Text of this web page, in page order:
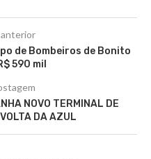
de Bombeiros de Bonito
590 mil
NOVO TERMINAL DE
DA AZUL